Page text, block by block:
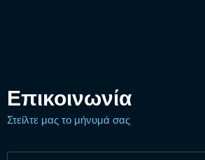
Επικοινωνία
Στείλτε μας το μήνυμά σας